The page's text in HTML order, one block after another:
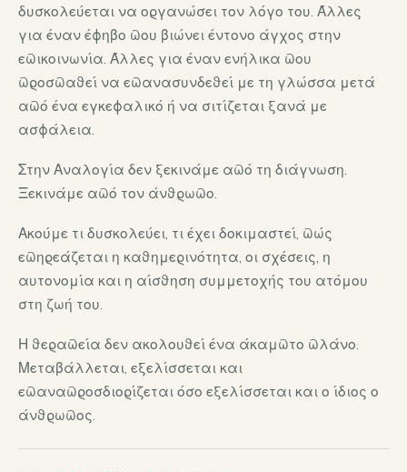
δυσκολεύεται να οργανώσει τον λόγο του. Άλλες
για έναν έφηβο που βιώνει έντονο άγχος στην
επικοινωνία. Άλλες για έναν ενήλικα που
προσπαθεί να επανασυνδεθεί με τη γλώσσα μετά
από ένα εγκεφαλικό ή να σιτίζεται ξανά με
ασφάλεια.
Στην Αναλογία δεν ξεκινάμε από τη διάγνωση.
Ξεκινάμε από τον άνθρωπο.
Ακούμε τι δυσκολεύει, τι έχει δοκιμαστεί, πώς
επηρεάζεται η καθημερινότητα, οι σχέσεις, η
αυτονομία και η αίσθηση συμμετοχής του ατόμου
στη ζωή του.
Η θεραπεία δεν ακολουθεί ένα άκαμπτο πλάνο.
Μεταβάλλεται, εξελίσσεται και
επαναπροσδιορίζεται όσο εξελίσσεται και ο ίδιος ο
άνθρωπος.